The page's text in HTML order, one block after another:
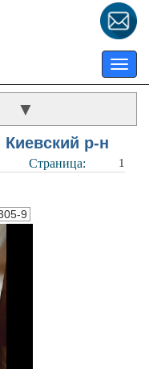
▼
р-н
Страница: 1
9